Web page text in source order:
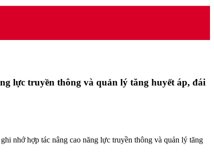
lực truyền thông và quản lý tăng huyết áp, đái
nhớ hợp tác nâng cao năng lực truyền thông và quản lý tăng